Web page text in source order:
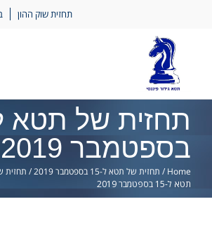
תחזית שוק ההון
בספטמבר 2019
Home
/ תחזית של תטא ל-15 בספטמבר 2019 / תחזית
תטא ל-15 בספטמבר 2019